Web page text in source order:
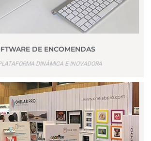
DE ENCOMENDAS
DINÂMICA E INOVADORA